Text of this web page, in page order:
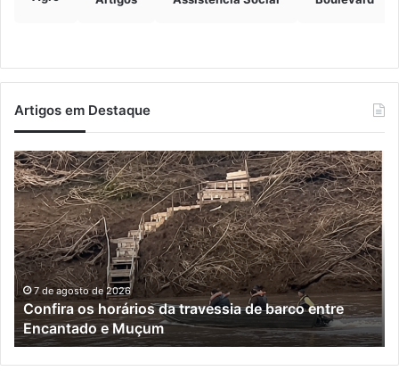
Artigos em Destaque
Turisvales
2026
recebe
1200
profissionais
do
trade
turístico
7 de agosto de 2026
Turisvales 2026 recebe 1200 profissionais do trade
turístico